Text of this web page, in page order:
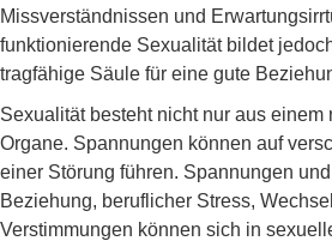
Missverständnissen und
funktionierende Sexualität bildet
tragfähige Säule für eine gute
Sexualität besteht nicht nur aus
Organe. Spannungen können auf
einer Störung führen. Spannungen
Beziehung, beruflicher Stress,
Verstimmungen können sich in